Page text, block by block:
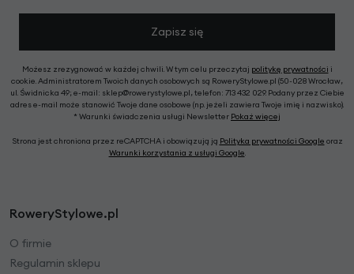
Zapisz się
Możesz zrezygnować w każdej chwili. W tym celu przeczytaj politykę prywatności i
cookie. Administratorem Twoich danych osobowych są RoweryStylowe.pl (50-028 Wrocław,
ul. Świdnicka 49; e-mail: sklep@rowerystylowe.pl, telefon: 713 432 029. Podany przez Ciebie
adres e-mail może stanowić Twoje dane osobowe (np. jeżeli zawiera Twoje imię i nazwisko).
* Warunki świadczenia usługi Newsletter Pokaż więcej
Strona jest chroniona przez reCAPTCHA i obowiązują ją Polityka prywatności Google oraz
Warunki korzystania z usługi Google.
RoweryStylowe.pl
O firmie
Regulamin sklepu